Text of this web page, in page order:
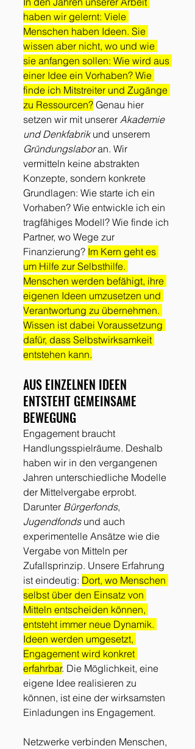
haben wir gelernt: Viele
Menschen haben Ideen. Sie
wissen aber nicht, wo und wie
sie anfangen sollen: Wie wird aus
einer Idee ein Vorhaben? Wie
finde ich Mitstreiter und Zugänge
zu Ressourcen? Genau hier
setzen wir mit unserer Akademie
und Denkfabrik und unserem
Gründungslabor an. Wir
vermitteln keine abstrakten
Konzepte, sondern konkrete
Grundlagen: Wie starte ich ein
Vorhaben? Wie entwickle ich ein
tragfähiges Modell? Wie finde ich
Partner, wo Wege zur
Finanzierung? Im Kern geht es
um Hilfe zur Selbsthilfe.
Menschen werden befähigt, ihre
eigenen Ideen umzusetzen und
Verantwortung zu übernehmen.
Wissen ist dabei Voraussetzung
dafür, dass Selbstwirksamkeit
entstehen kann.
AUS EINZELNEN IDEEN
ENTSTEHT GEMEINSAME
BEWEGUNG
Engagement braucht
Handlungsspielräume. Deshalb
haben wir in den vergangenen
Jahren unterschiedliche Modelle
der Mittelvergabe erprobt.
Darunter Bürgerfonds,
Jugendfonds und auch
experimentelle Ansätze wie die
Vergabe von Mitteln per
Zufallsprinzip. Unsere Erfahrung
ist eindeutig: Dort, wo Menschen
selbst über den Einsatz von
Mitteln entscheiden können,
entsteht immer neue Dynamik.
Ideen werden umgesetzt,
Engagement wird konkret
erfahrbar. Die Möglichkeit, eine
eigene Idee realisieren zu
können, ist eine der wirksamsten
Einladungen ins Engagement.
Netzwerke verbinden Menschen,